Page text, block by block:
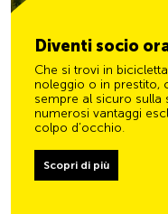
Diventi socio
Che si trovi in
noleggio o in prestito,
sempre al sicuro sulla
numerosi vantaggi
colpo d’occhio.
Scopri di più